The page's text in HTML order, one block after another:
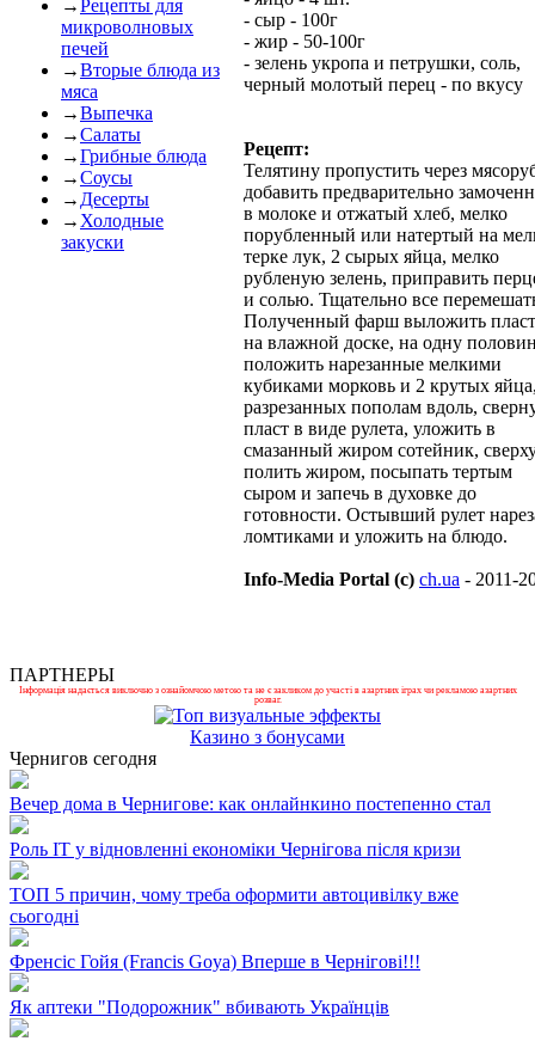
→Рецепты для
микроволновых
печей
→Вторые блюда из
мяса
→Выпечка
→Салаты
→Грибные блюда
→Соусы
→ Десерты
→ Холодные
закуски
- сыр - 100г
- жир - 50-100г
- зелень укропа и петрушки, соль,
черный молотый перец - по вкусу
Рецепт:
Телятину пропустить через
добавить предварительно
в молоке и отжатый хлеб, мелко
порубленный или натертый на
терке лук, 2 сырых яйца, мелко
рубленую зелень, приправить
и солью. Тщательно все
Полученный фарш выложить
на влажной доске, на одну
положить нарезанные мелкими
кубиками морковь и 2 крутых
разрезанных пополам вдоль,
пласт в виде рулета, уложить в
смазанный жиром сотейник,
полить жиром, посыпать тертым
сыром и запечь в духовке до
готовности. Остывший рулет
ломтиками и уложить на блюдо.
Info-Media Portal (c) ch.ua - 2011-
ПАРТНЕРЫ
Інформація надається виключно з ознайомчою метою та не є закликом до участі в азартних іграх чи рекламою азартних
розваг.
Казино з бонусами
Чернигов сегодня
Вечер дома в Чернигове: как онлайнкино постепенно стал
Роль ІТ у відновленні економіки Чернігова після кризи
ТОП 5 причин, чому треба оформити автоцивілку вже
сьогодні
Френсіс Гойя (Francis Goya) Вперше в Чернігові!!!
Як аптеки "Подорожник" вбивають Українців